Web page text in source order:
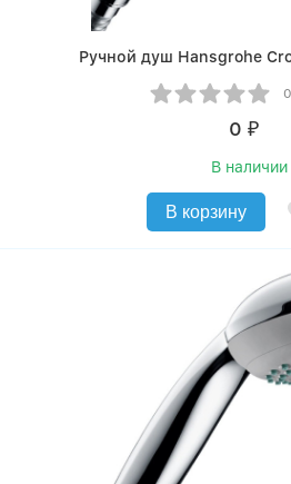
Ручной душ Hansgrohe
0 ₽
В наличии
В корзину